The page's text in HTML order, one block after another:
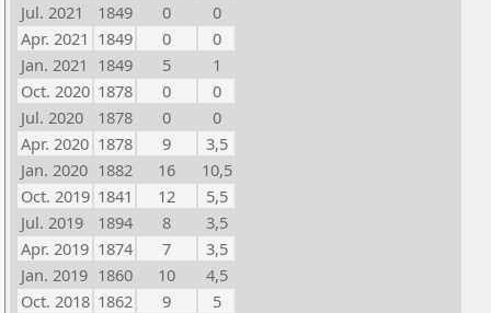
Jul. 2021
1849 0
0
Apr. 2021 1849 0
0
Jan. 2021 1849 5
1
Oct. 2020 1878 0
0
Jul. 2020
1878 0
0
Apr. 2020 1878 9
3,5
Jan. 2020 1882 16
10,5
Oct. 2019 1841 12
5,5
Jul. 2019
1894 8
3,5
Apr. 2019 1874 7
3,5
Jan. 2019 1860 10
4,5
Oct. 2018 1862 9
5